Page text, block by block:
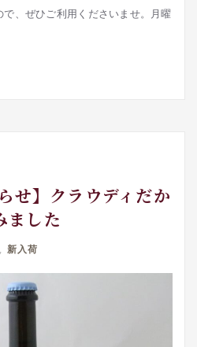
、ぜひご利用くださいませ。月曜
せ】クラウディだか
ました
, 新入荷